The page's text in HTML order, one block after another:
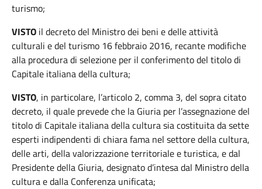
turismo;
VISTO il decreto del Ministro dei beni e delle attività
culturali e del turismo 16 febbraio 2016, recante modifiche
alla procedura di selezione per il conferimento del titolo di
Capitale italiana della cultura;
VISTO, in particolare, l’articolo 2, comma 3, del sopra citato
decreto, il quale prevede che la Giuria per l’assegnazione del
titolo di Capitale italiana della cultura sia costituita da sette
esperti indipendenti di chiara fama nel settore della cultura,
delle arti, della valorizzazione territoriale e turistica, e dal
Presidente della Giuria, designato d’intesa dal Ministro della
cultura e dalla Conferenza unificata;